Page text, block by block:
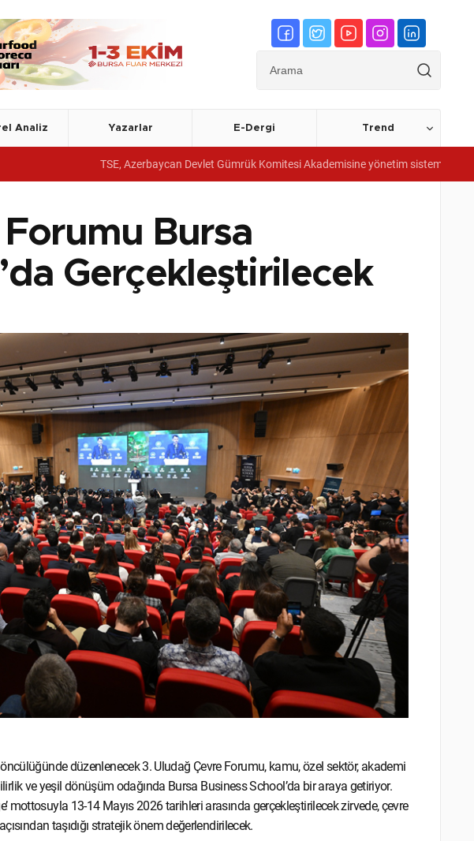
Analiz Yazarlar E-Dergi Trend
TSE, Azerbaycan Devlet Gümrük Komitesi Akademisine yönetim sistemi belgeleri verdi
Bursa
Gerçekleştirilecek
düzenlenecek 3. Uludağ Çevre Forumu, kamu, özel sektör, akademi
ve yeşil dönüşüm odağında Bursa Business School’da bir araya getiriyor.
mottosuyla 13-14 Mayıs 2026 tarihleri arasında gerçekleştirilecek zirvede, çevre
taşıdığı stratejik önem değerlendirilecek.